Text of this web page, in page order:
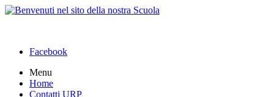
Facebook
Menu
Home
Contatti URP